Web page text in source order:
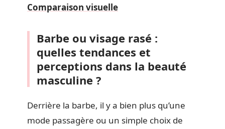
Comparaison visuelle
Barbe ou visage rasé :
quelles tendances et
perceptions dans la beauté
masculine ?
Derrière la barbe, il y a bien plus qu’une
mode passagère ou un simple choix de